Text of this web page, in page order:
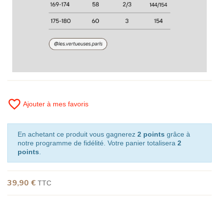
favorite_border Ajouter à mes favoris
En achetant ce produit vous gagnerez 2 points grâce à
notre programme de fidélité. Votre panier totalisera 2
points
39,90 € TTC